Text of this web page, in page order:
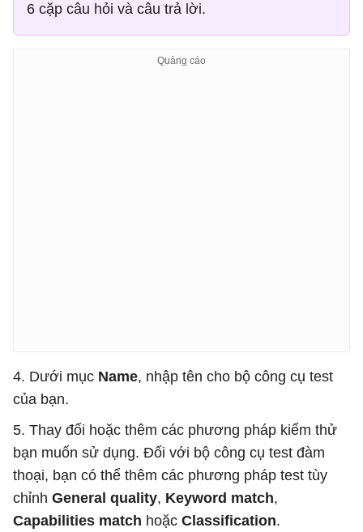
6 cặp câu hỏi và câu trả lời.
4. Dưới mục Name, nhập tên cho bộ công cụ test
của bạn.
5. Thay đổi hoặc thêm các phương pháp kiểm thử
bạn muốn sử dụng. Đối với bộ công cụ test đàm
thoại, bạn có thể thêm các phương pháp test tùy
chỉnh General quality, Keyword match,
Capabilities match hoặc Classification.